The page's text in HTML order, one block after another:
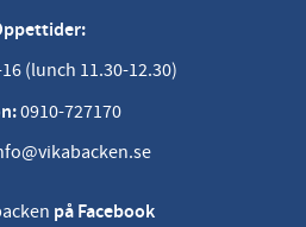
(lunch 11.30-12.30)
0910-727170
på Facebook